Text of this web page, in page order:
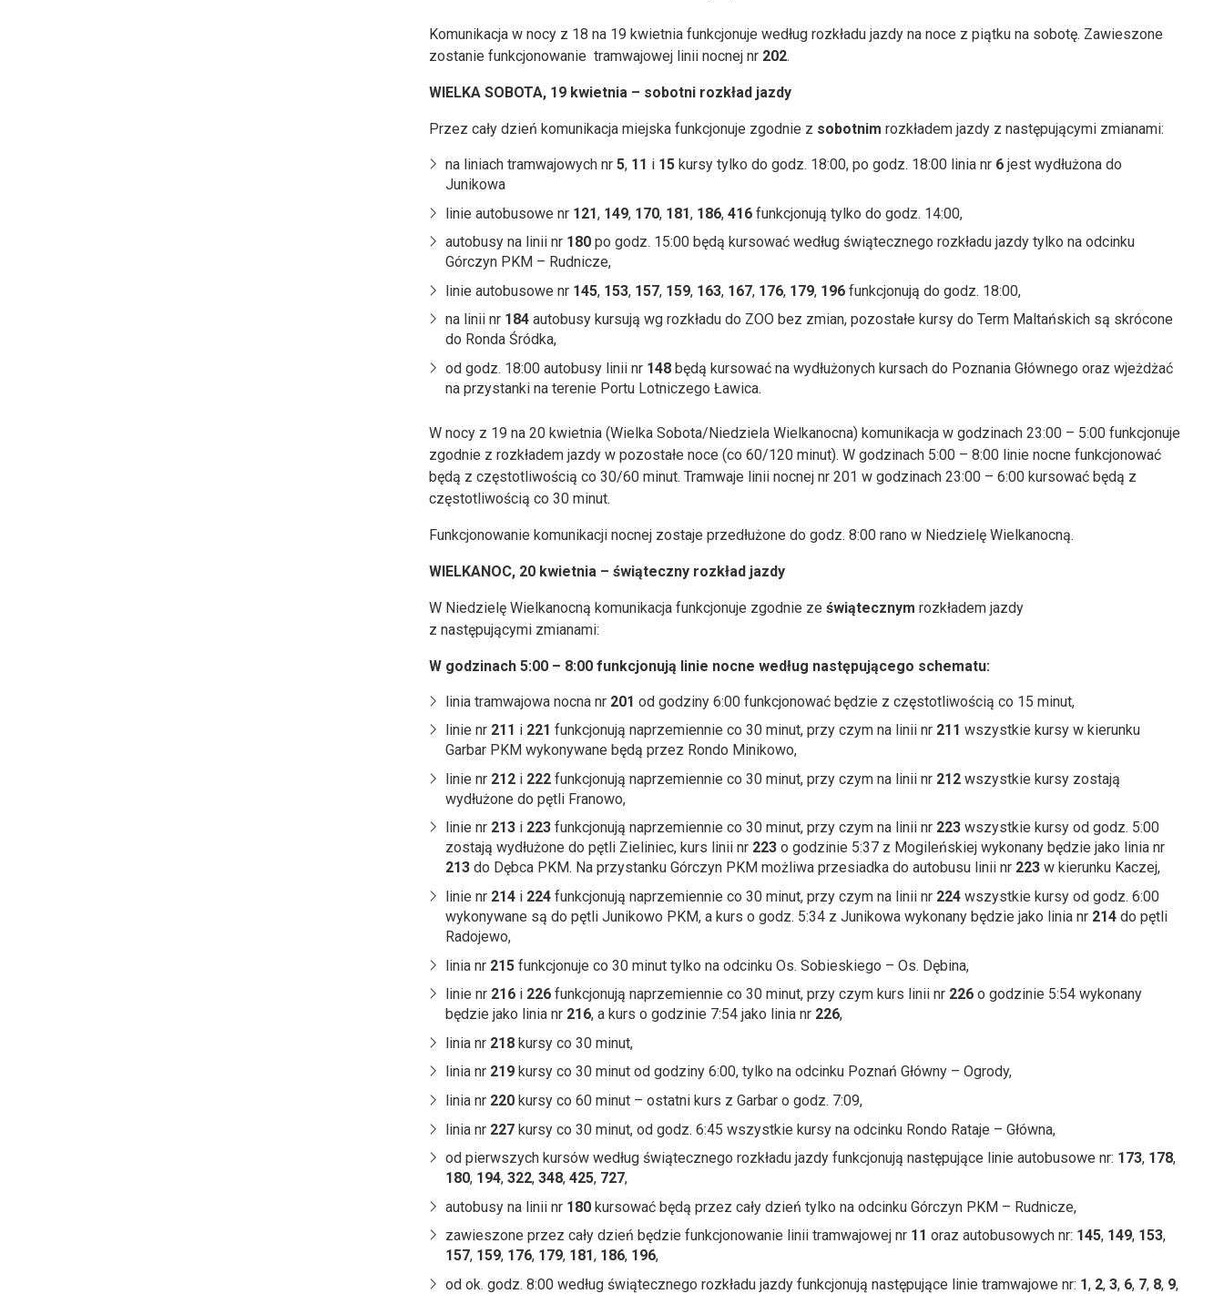
Komunikacja w nocy z 18 na 19 kwietnia funkcjonuje według rozkładu jazdy na noce z piątku na sobotę. Zawieszone
zostanie funkcjonowanie tramwajowej linii nocnej nr 202.
WIELKA SOBOTA, 19 kwietnia – sobotni rozkład jazdy
Przez cały dzień komunikacja miejska funkcjonuje zgodnie z sobotnim rozkładem jazdy z następującymi zmianami:
na liniach tramwajowych nr 5, 11 i 15kursy tylko do godz. 18:00, po godz. 18:00 linia nr 6jest wydłużona do
Junikowa
linie autobusowe nr 121, 149, 170, 181, 186, 416funkcjonują tylko do godz. 14:00,
autobusy na linii nr 180 po godz. 15:00 będą kursować według świątecznego rozkładu jazdy tylko na odcinku
Górczyn PKM – Rudnicze,
linie autobusowe nr 145, 153, 157, 159, 163, 167, 176, 179, 196funkcjonują do godz. 18:00,
na linii nr 184autobusy kursują wg rozkładu do ZOO bez zmian, pozostałe kursy do Term Maltańskich są skrócone
do Ronda Śródka,
od godz. 18:00 autobusy linii nr 148będą kursować na wydłużonych kursach do Poznania Głównego oraz wjeżdżać
na przystanki na terenie Portu Lotniczego Ławica.
W nocy z 19 na 20 kwietnia (Wielka Sobota/Niedziela Wielkanocna) komunikacja w godzinach 23:00 – 5:00 funkcjonuje
zgodnie z rozkładem jazdy w pozostałe noce (co 60/120 minut). W godzinach 5:00 – 8:00 linie nocne funkcjonować
będą z częstotliwością co 30/60 minut. Tramwaje linii nocnej nr 201 w godzinach 23:00 – 6:00 kursować będą z
częstotliwością co 30 minut.
Funkcjonowanie komunikacji nocnej zostaje przedłużone do godz. 8:00 rano w Niedzielę Wielkanocną.
WIELKANOC, 20 kwietnia – świąteczny rozkład jazdy
W Niedzielę Wielkanocną komunikacja funkcjonuje zgodnie ze świątecznym rozkładem jazdy
z następującymi zmianami:
W godzinach 5:00 – 8:00 funkcjonują linie nocne według następującego schematu:
linia tramwajowa nocna nr 201 od godziny 6:00 funkcjonować będzie z częstotliwością co 15 minut,
linie nr 211 i 221 funkcjonują naprzemiennie co 30 minut, przy czym na linii nr 211 wszystkie kursy w kierunku
Garbar PKM wykonywane będą przez Rondo Minikowo,
linie nr 212i 222funkcjonują naprzemiennie co 30 minut, przy czym na linii nr 212wszystkie kursy zostają
wydłużone do pętli Franowo,
linie nr 213i 223funkcjonują naprzemiennie co 30 minut, przy czym na linii nr 223wszystkie kursy od godz. 5:00
zostają wydłużone do pętli Zieliniec, kurs linii nr 223o godzinie 5:37 z Mogileńskiej wykonany będzie jako linia nr
213 do Dębca PKM. Na przystanku Górczyn PKM możliwa przesiadka do autobusu linii nr 223w kierunku Kaczej,
linie nr 214i 224funkcjonują naprzemiennie co 30 minut, przy czym na linii nr 224wszystkie kursy od godz. 6:00
wykonywane są do pętli Junikowo PKM, a kurs o godz. 5:34 z Junikowa wykonany będzie jako linia nr 214 do pętli
Radojewo,
linia nr 215funkcjonuje co 30 minut tylko na odcinku Os. Sobieskiego – Os. Dębina,
linie nr 216i 226funkcjonują naprzemiennie co 30 minut, przy czym kurs linii nr 226o godzinie 5:54 wykonany
będzie jako linia nr 216, a kurs o godzinie 7:54 jako linia nr 226,
linia nr 218kursy co 30 minut,
linia nr 219kursy co 30 minut od godziny 6:00, tylko na odcinku Poznań Główny – Ogrody,
linia nr220kursy co 60 minut – ostatni kurs z Garbar o godz. 7:09,
linia nr 227kursy co 30 minut, od godz. 6:45 wszystkie kursy na odcinku Rondo Rataje – Główna,
od pierwszych kursów według świątecznego rozkładu jazdy funkcjonują następujące linie autobusowe nr: 173, 178,
180, 194, 322, 348, 425, 727,
autobusy na linii nr 180kursować będą przez cały dzień tylko na odcinku Górczyn PKM – Rudnicze,
zawieszone przez cały dzień będzie funkcjonowanie linii tramwajowej nr 11 oraz autobusowych nr: 145, 149, 153,
157, 159, 176, 179, 181, 186, 196,
od ok. godz. 8:00 według świątecznego rozkładu jazdy funkcjonują następujące linie tramwajowe nr: 1, 2, 3, 6, 7, 8, 9,